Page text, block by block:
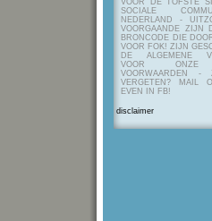
VOOR DE TOFSTE
SOCIALE
NEDERLAND -
VOORGAANDE ZIJN
BRONCODE DIE
VOOR FOK! ZIJN
DE ALGEMENE
VOOR ONZE
VOORWAARDEN
VERGETEN? MAIL
EVEN IN FB!
disclaimer